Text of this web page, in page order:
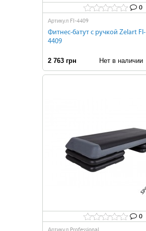
0
Артикул FI-4409
Фитнес-батут с ручкой Zelart FI-
4409
2 763 грн Нет в наличии
0
Артикул